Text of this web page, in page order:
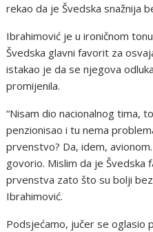
rekao da je Švedska snažnija
Ibrahimović je u ironičnom
Švedska glavni favorit za
istakao je da se njegova
promijenila.
“Nisam dio nacionalnog tima,
penzionisao i tu nema
prvenstvo? Da, idem,
govorio. Mislim da je
prvenstva zato što su bolji
Ibrahimović.
Podsjećamo, jučer se oglasio